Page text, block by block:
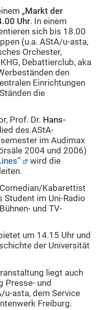
„Markt der
Uhr. In einem
sich bis 18.00
(u.a. AStA/u-asta,
Orchester,
Debattierclub, aka
den
Einrichtungen
die
Prof. Dr. Hans-
des AStA-
im Audimax
2004 und 2006)
wird die
Kabarettist
Student im Uni-Radio
und TV-
um 14.15 Uhr und
der Universität
liegt auch
Presse- und
asta, dem Service
Freiburg.